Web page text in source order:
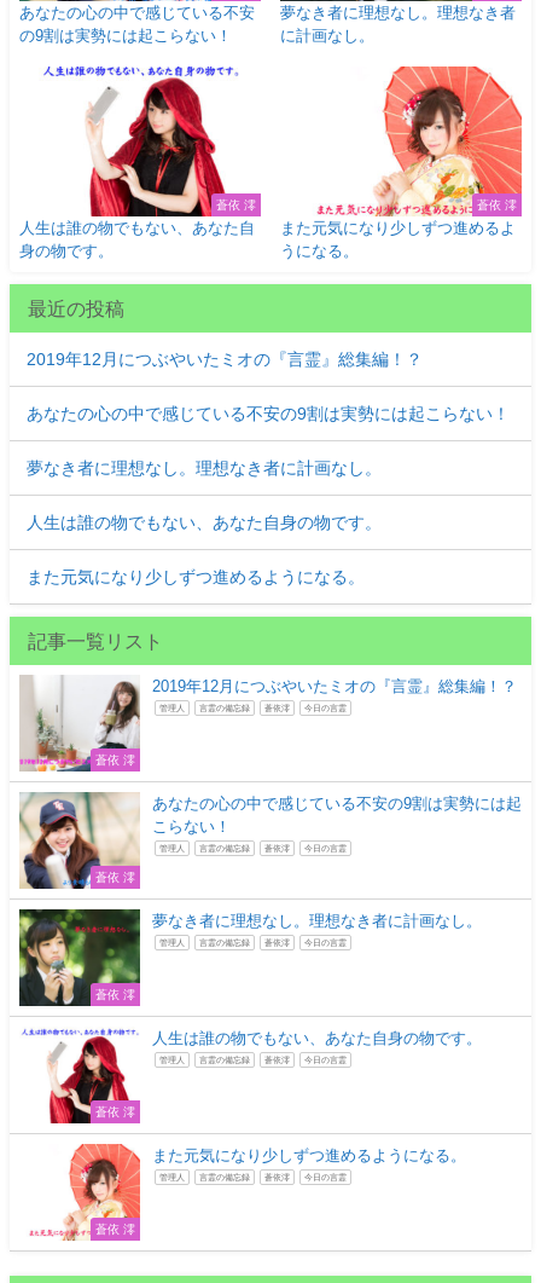
あなたの心の中で感じている不安
の9割は実勢には起こらない！
夢なき者に理想なし。理想なき者
に計画なし。
蒼依 澪
人生は誰の物でもない、あなた自
身の物です。
蒼依 澪
また元気になり少しずつ進めるよ
うになる。
最近の投稿
2019年12月につぶやいたミオの『言霊』総集編！？
あなたの心の中で感じている不安の9割は実勢には起こらない！
夢なき者に理想なし。理想なき者に計画なし。
人生は誰の物でもない、あなた自身の物です。
また元気になり少しずつ進めるようになる。
記事一覧リスト
蒼依 澪
2019年12月につぶやいたミオの『言霊』総集編！？
管理人 言霊の備忘録 蒼依澪 今日の言霊
蒼依 澪
あなたの心の中で感じている不安の9割は実勢には起
こらない！
管理人 言霊の備忘録 蒼依澪 今日の言霊
蒼依 澪
夢なき者に理想なし。理想なき者に計画なし。
管理人 言霊の備忘録 蒼依澪 今日の言霊
蒼依 澪
人生は誰の物でもない、あなた自身の物です。
管理人 言霊の備忘録 蒼依澪 今日の言霊
蒼依 澪
また元気になり少しずつ進めるようになる。
管理人 言霊の備忘録 蒼依澪 今日の言霊